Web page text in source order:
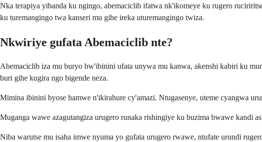
Nka terapiya yibanda ku ngingo, abemaciclib ifatwa nk'ikomeye ku rugero
ku turemangingo twa kanseri mu gihe ireka uturemangingo twiza.
Nkwiriye gufata Abemaciclib nte?
Abemaciclib iza mu buryo bw'ibinini ufata unywa mu kanwa, akenshi kabiri ku
buri gihe kugira ngo bigende neza.
Mimina ibinini byose hamwe n'ikirahure cy'amazi. Ntugasenye, uteme cyangwa
Muganga wawe azagutangiza urugero runaka rishingiye ku buzima bwawe kandi
Niba warutse mu isaha imwe nyuma yo gufata urugero rwawe, ntufate urundi